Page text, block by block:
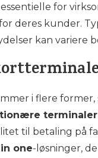
for
deres kunder.
kan variere
i flere
terminaler
til betaling på
one-løsninger,